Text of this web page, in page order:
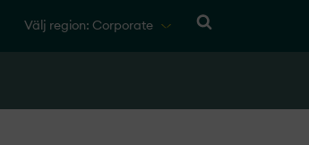
Välj region: Corporate